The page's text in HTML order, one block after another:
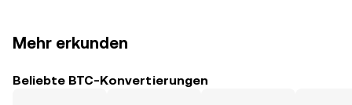
Mehr erkunden
Beliebte BTC-Konvertierungen